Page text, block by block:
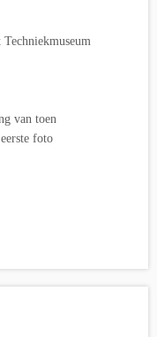
van toen
foto